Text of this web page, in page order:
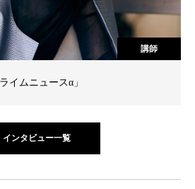
講師
イムニュースα」
インタビュー一覧